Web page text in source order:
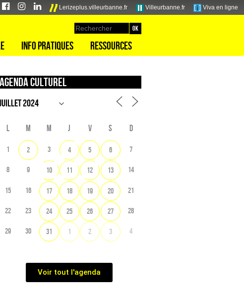
Lerizeplus.villeurbanne.fr Villeurbanne.fr Viva en ligne
Info pratiques Ressources
Agenda culturel
L M M J V S D
1 2 3 4 5 6 7
8 9 10 11 12 13 14
15 16 17 18 19 20 21
22 23 24 25 26 27 28
29 30 31 1 2 3 4
Voir tout l'agenda